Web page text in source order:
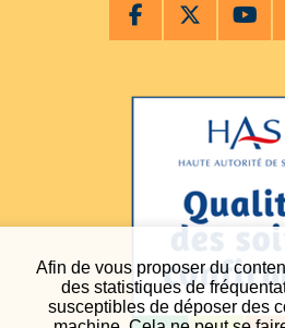
Afin de vous proposer du
des statistiques de
susceptibles de déposer des